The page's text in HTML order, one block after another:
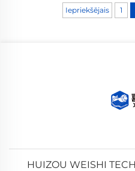
Iepriekšējais 1
HUIZOU WEISHI